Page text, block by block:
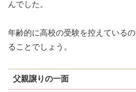
んでした。
年齢的に高校の受験を控えている
ることでしょう。
父親譲りの一面